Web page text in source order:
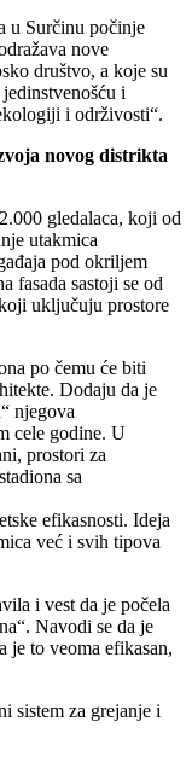
u Surčinu počinje
nove
društvo, a koje su
i
i održivosti“.
novog distrikta
gledalaca, koji od
utakmica
pod okriljem
fasada sastoji se od
uključuju prostore
po čemu će biti
Dodaju da je
njegova
cele godine. U
prostori za
sa
efikasnosti. Ideja
već i svih tipova
i vest da je počela
Navodi se da je
je to veoma efikasan,
sistem za grejanje i